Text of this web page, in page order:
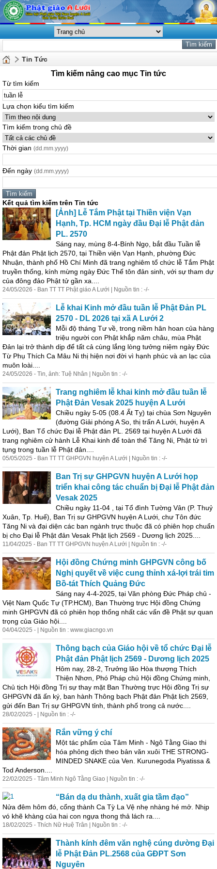
Tin Tức
Tìm kiếm nâng cao mục Tin tức
Từ tìm kiếm
Lựa chọn kiểu tìm kiếm
Tìm kiếm trong chủ đề
Thời gian (dd.mm.yyyy)
Đến ngày (dd.mm.yyyy)
Kết quả tìm kiếm trên Tin tức
[Ảnh] Lễ Tắm Phật tại Thiền viện Vạn
Hạnh, Tp. HCM ngày đầu Đại lễ Phật đản
PL. 2570
Sáng nay, mùng 8-4-Bính Ngọ, bắt đầu Tuần lễ
Phật đản Phật lịch 2570, tại Thiền viện Vạn Hạnh, phường Đức
Nhuận, thành phố Hồ Chí Minh đã trang nghiêm tổ chức lễ Tắm Phật
truyền thống, kính mừng ngày Đức Thế tôn đản sinh, với sự tham dự
của đông đảo Phật tử gần xa....
24/05/2026 - Ban TT TT Phật giáo A Lưới | Nguồn tin : -/-
Lễ khai Kinh mở đầu tuần lễ Phật Đản PL
2570 - DL 2026 tại xã A Lưới 2
Mỗi độ tháng Tư về, trong niềm hân hoan của hàng
triệu người con Phật khắp năm châu, mùa Phật
Đản lại trở thành dịp để tất cả cùng lắng lòng tưởng niệm ngày Đức
Từ Phụ Thích Ca Mâu Ni thị hiện nơi đời vì hạnh phúc và an lạc của
muôn loài....
24/05/2026 - Tin, ảnh: Tuệ Nhân | Nguồn tin : -/-
Trang nghiêm lễ khai kinh mở đầu tuần lễ
Phật Đản Vesak 2025 huyện A Lưới
Chiều ngày 5-05 (08.4 Ất Tỵ) tại chùa Sơn Nguyên
(đường Giải phóng A So, thị trấn A Lưới, huyện A
Lưới), Ban Tổ chức Đại lễ Phật đản PL. 2569 tại huyện A Lưới đã
trang nghiêm cử hành Lễ Khai kinh để toàn thể Tăng Ni, Phật tử trì
tụng trong tuần lễ Phật đản....
05/05/2025 - Ban TT TT GHPGVN huyện A Lưới | Nguồn tin : -/-
Ban Trị sự GHPGVN huyện A Lưới họp
triển khai công tác chuẩn bị Đại lễ Phật đản
Vesak 2025
Chiều ngày 11-04 , tại Tổ đình Tường Vân (P. Thuỷ
Xuân, Tp. Huế), Ban Trị sự GHPGVN huyện A Lưới, chư Tôn đức
Tăng Ni và đại diện các ban ngành trực thuộc đã có phiên họp chuẩn
bị cho Đại lễ Phật đản Vesak Phật lịch 2569 - Dương lịch 2025....
11/04/2025 - Ban TT TT GHPGVN huyện A Lưới | Nguồn tin : -/-
Hội đồng Chứng minh GHPGVN công bố
Nghị quyết về việc cung thỉnh xá-lợi trái tim
Bồ-tát Thích Quảng Đức
Sáng nay 4-4-2025, tại Văn phòng Đức Pháp chủ -
Việt Nam Quốc Tự (TP.HCM), Ban Thường trực Hội đồng Chứng
minh GHPGVN đã có phiên họp thống nhất các vấn đề Phật sự quan
trọng của Giáo hội....
04/04/2025 - | Nguồn tin : www.giacngo.vn
Thông bạch của Giáo hội về tổ chức Đại lễ
Phật đản Phật lịch 2569 - Dương lịch 2025
Hôm nay, 28-2, Trưởng lão Hòa thượng Thích
Thiện Nhơn, Phó Pháp chủ Hội đồng Chứng minh,
Chủ tịch Hội đồng Trị sự thay mặt Ban Thường trực Hội đồng Trị sự
GHPGVN đã ấn ký, ban hành Thông bạch Phật đản Phật lịch 2569,
gửi đến Ban Trị sự GHPGVN tỉnh, thành phố trong cả nước....
28/02/2025 - | Nguồn tin : -/-
Rắn vững ý chí
Một tác phẩm của Tâm Minh - Ngô Tằng Giao thi
hóa phỏng dịch theo bản văn xuôi THE STRONG-
MINDED SNAKE của Ven. Kurunegoda Piyatissa &
Tod Anderson....
22/02/2025 - Tâm Minh Ngô Tằng Giao | Nguồn tin : -/-
“Bán dạ du thành, xuất gia tầm đạo”
Nửa đêm hôm đó, cổng thành Ca Tỳ La Vệ nhẹ nhàng hé mở. Nhịp
vó khẽ khàng của hai con ngựa thong thả lách ra....
18/02/2025 - Thích Nữ Huệ Trân | Nguồn tin : -/-
Thành kính đêm văn nghệ cúng dường Đại
lễ Phật Đản PL.2568 của GĐPT Sơn
Nguyên